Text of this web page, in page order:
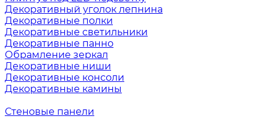
Декоративный уголок лепнина
Декоративные полки
Декоративные светильники
Декоративные панно
Обрамление зеркал
Декоративные ниши
Декоративные консоли
Декоративные камины
Стеновые панели